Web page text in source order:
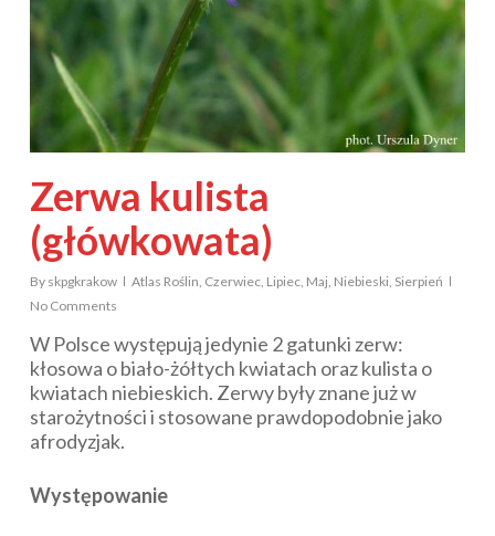
Zerwa kulista
(główkowata)
By skpgkrakow Atlas Roślin, Czerwiec, Lipiec, Maj, Niebieski, Sierpień
No Comments
W Polsce występują jedynie 2 gatunki zerw:
kłosowa o biało-żółtych kwiatach oraz kulista o
kwiatach niebieskich. Zerwy były znane już w
starożytności i stosowane prawdopodobnie jako
afrodyzjak.
Występowanie